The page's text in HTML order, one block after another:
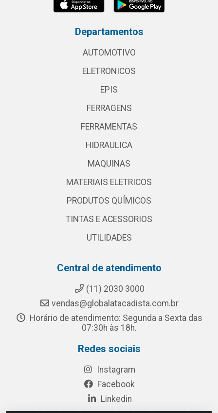
Departamentos
AUTOMOTIVO
ELETRONICOS
EPIS
FERRAGENS
FERRAMENTAS
HIDRAULICA
MAQUINAS
MATERIAIS ELETRICOS
PRODUTOS QUÍMICOS
TINTAS E ACESSORIOS
UTILIDADES
Central de atendimento
(11) 2030 3000
vendas@globalatacadista.com.br
Horário de atendimento: Segunda a Sexta das
07:30h às 18h.
Redes sociais
Instagram
Facebook
Linkedin